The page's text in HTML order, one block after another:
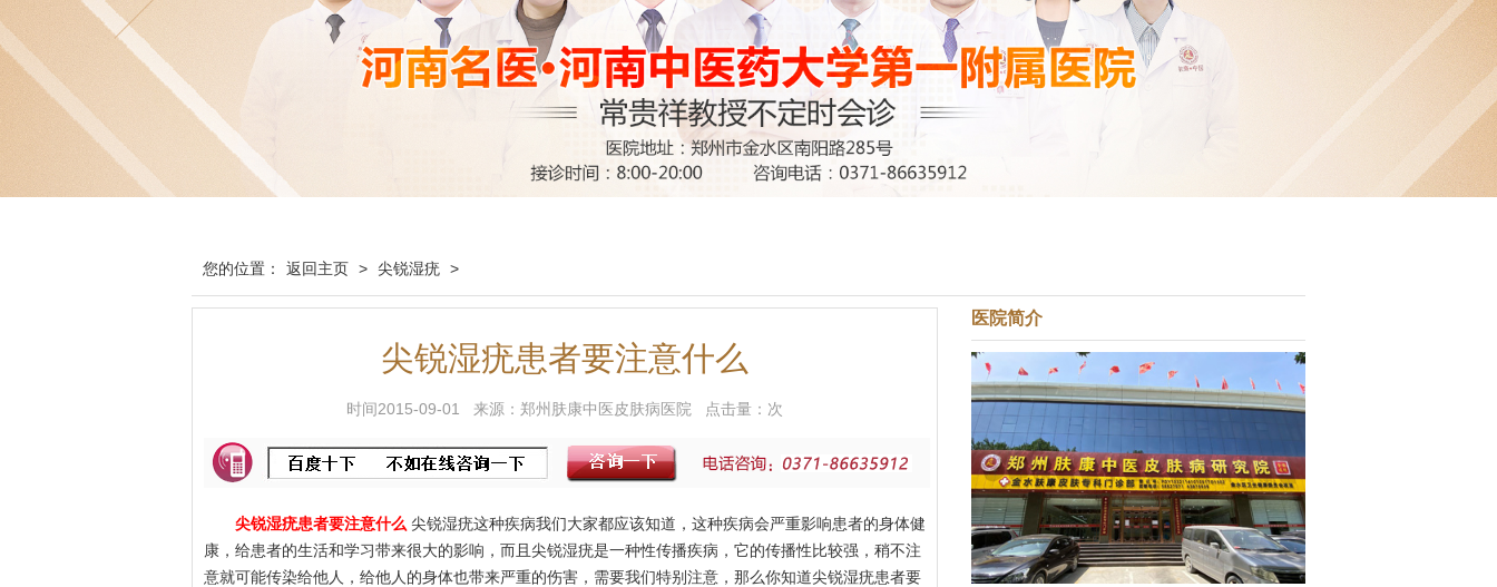
您的位置： 返回主页 > 尖锐湿疣 >
尖锐湿疣患者要注意什么
时间2015-09-01 来源：郑州肤康中医皮肤病医院 点击量： 次
尖锐湿疣患者要注意什么 尖锐湿疣这种疾病我们大家都应该知道，这种疾病会严重影响患者的身体健
康，给患者的生活和学习带来很大的影响，而且尖锐湿疣是一种性传播疾病，它的传播性比较强，稍不注
意就可能传染给他人，给他人的身体也带来严重的伤害，需要我们特别注意，那么你知道尖锐湿疣患者要
医院简介